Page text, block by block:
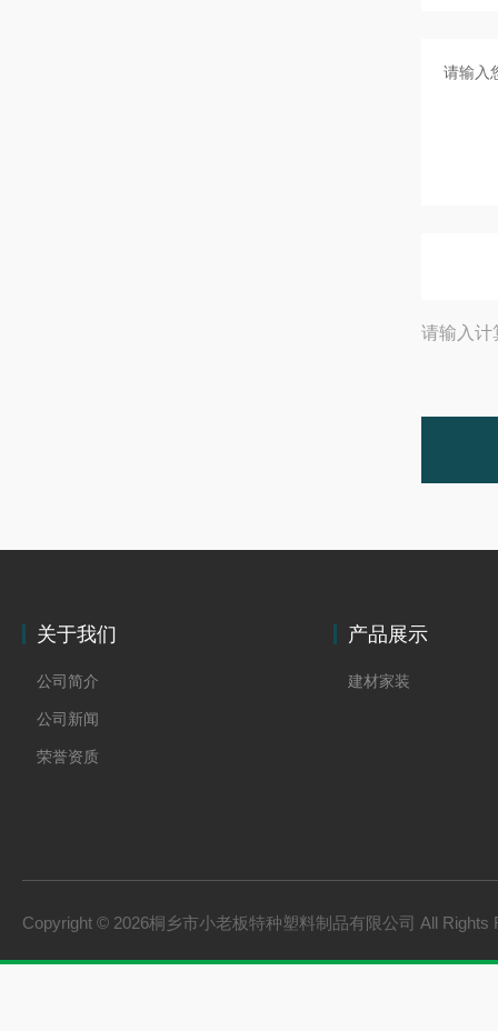
请输入计
关于我们
公司简介
公司新闻
荣誉资质
产品展示
建材家装
Copyright © 2026桐乡市小老板特种塑料制品有限公司 All